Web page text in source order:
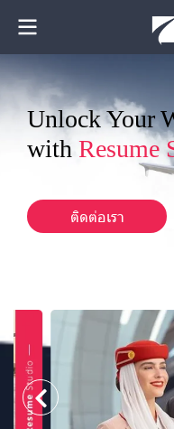
Unlock Your
with Resume
ติดต่อเรา